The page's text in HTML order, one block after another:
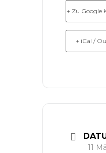
+ Zu Google
+ iCal /
11